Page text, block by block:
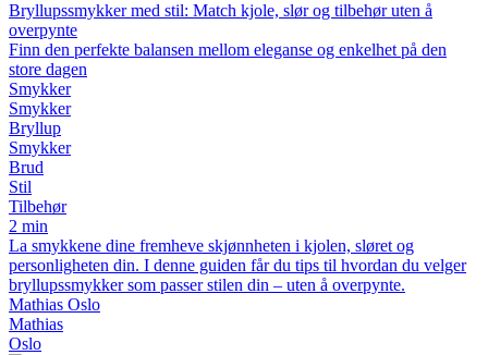
Bryllupssmykker med stil: Match kjole, slør og tilbehør uten å
overpynte
Finn den perfekte balansen mellom eleganse og enkelhet på den
store dagen
Smykker
Smykker
Bryllup
Smykker
Brud
Stil
Tilbehør
2 min
La smykkene dine fremheve skjønnheten i kjolen, sløret og
personligheten din. I denne guiden får du tips til hvordan du velger
bryllupssmykker som passer stilen din – uten å overpynte.
Mathias Oslo
Mathias
Oslo